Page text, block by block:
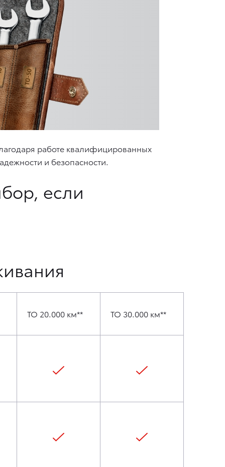
работе квалифицированных
и безопасности.
если
ТО 20.000 км** ТО 30.000 км**